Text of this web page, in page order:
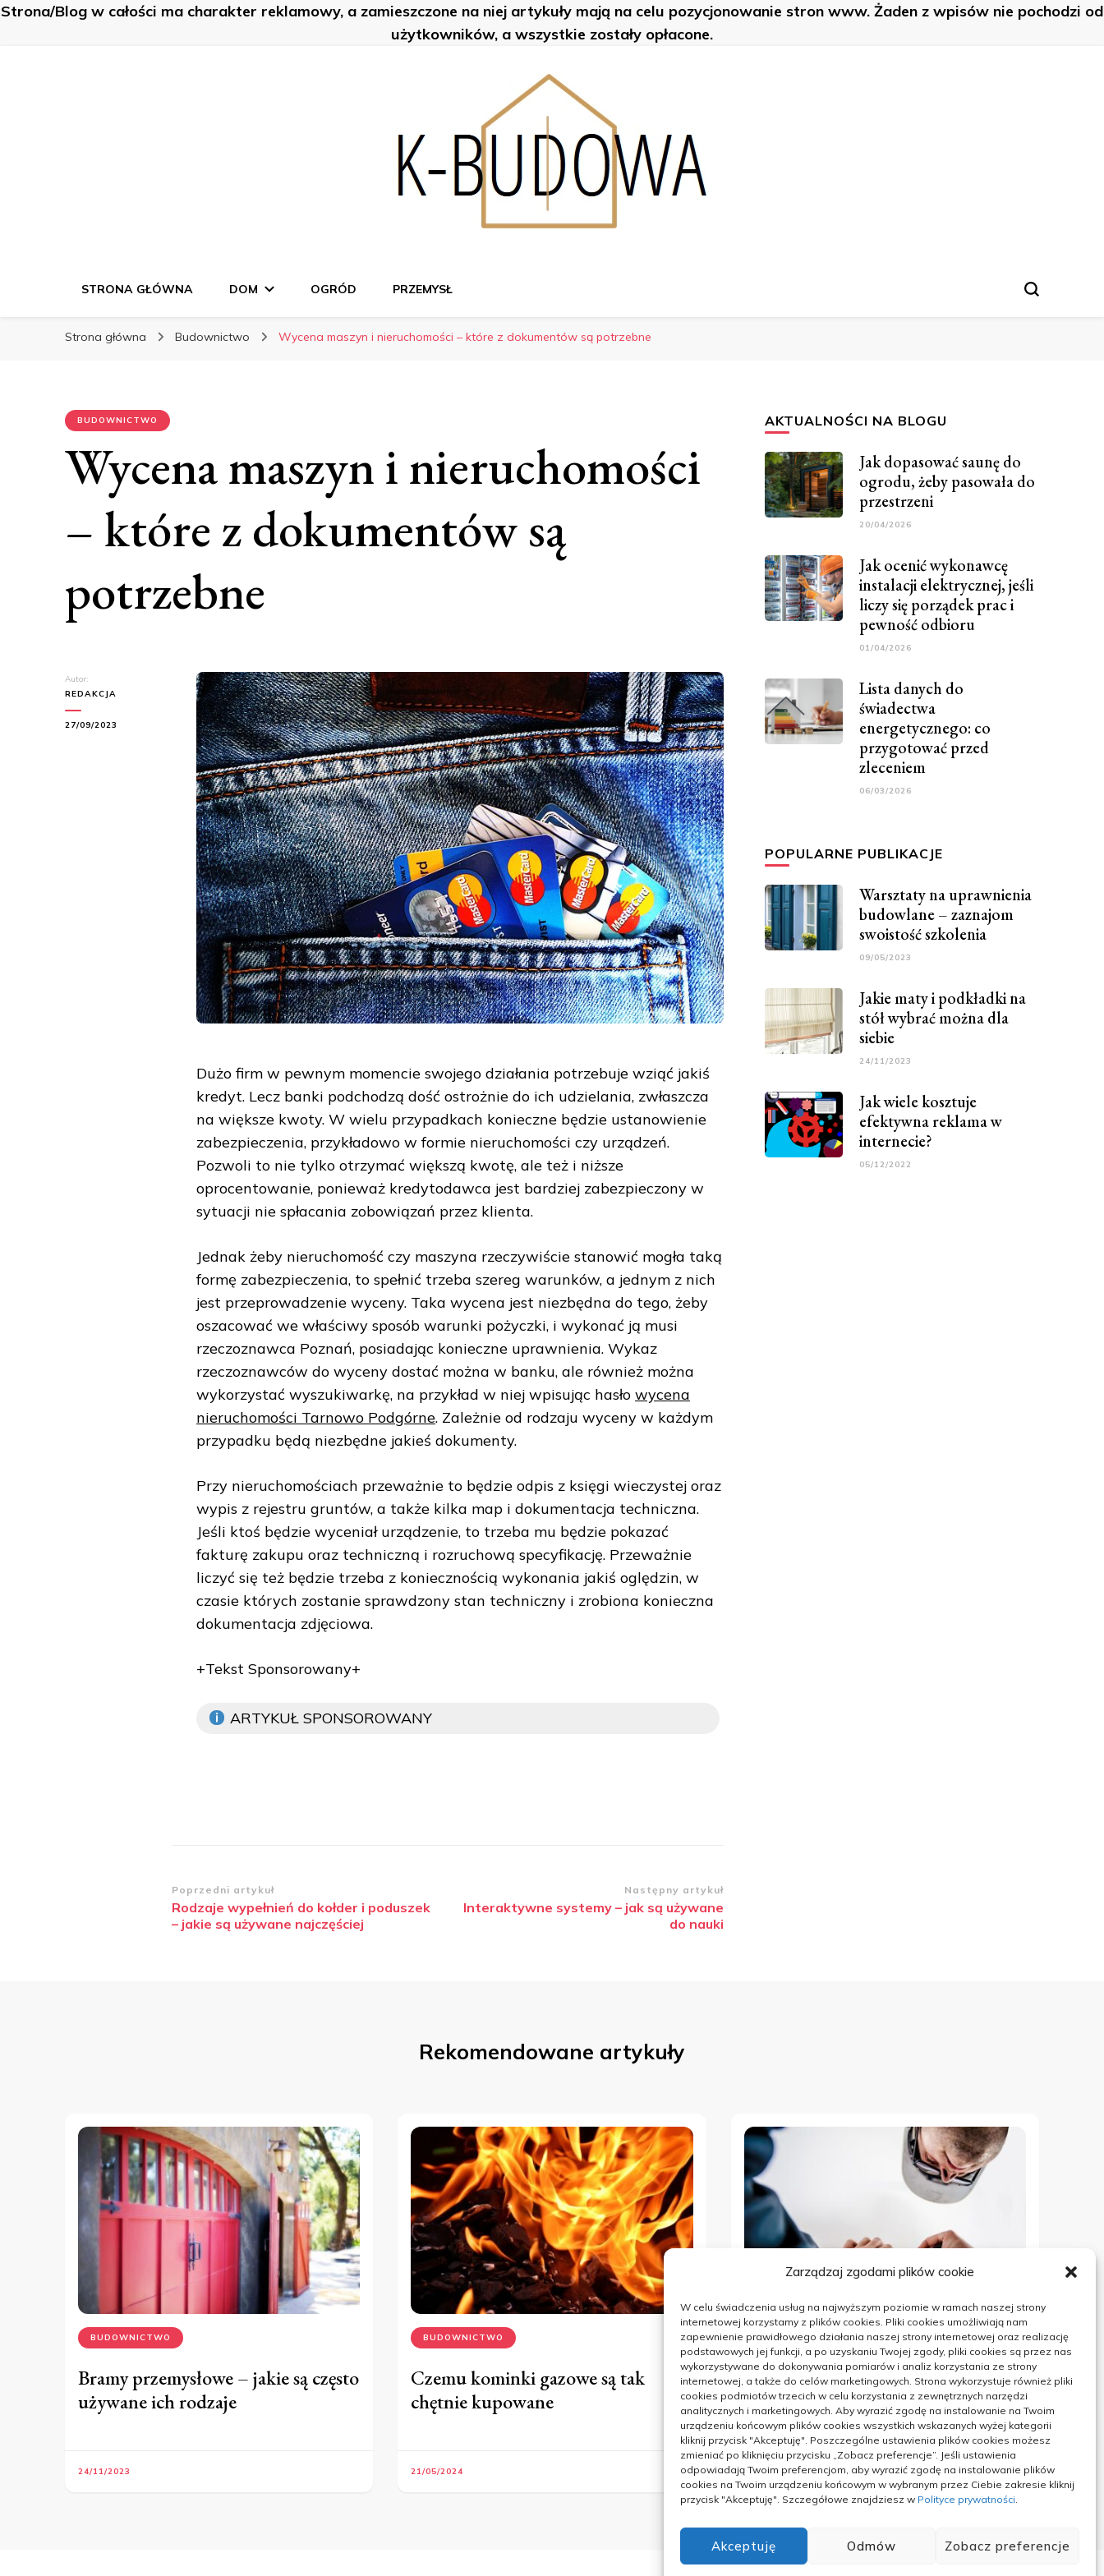
Zarządzaj zgodami plików cookie
W celu świadczenia usług na najwyższym poziomie w ramach naszej strony
internetowej korzystamy z plików cookies. Pliki cookies umożliwiają nam
zapewnienie prawidłowego działania naszej strony internetowej oraz realizację
podstawowych jej funkcji, a po uzyskaniu Twojej zgody, pliki cookies są przez nas
wykorzystywane do dokonywania pomiarów i analiz korzystania ze strony
internetowej, a także do celów marketingowych. Strona wykorzystuje również pliki
cookies podmiotów trzecich w celu korzystania z zewnętrznych narzędzi
analitycznych i marketingowych. Aby wyrazić zgodę na instalowanie na Twoim
urządzeniu końcowym plików cookies wszystkich wskazanych wyżej kategorii
kliknij przycisk "Akceptuję". Poszczególne ustawienia plików cookies możesz
zmieniać po kliknięciu przycisku „Zobacz preferencje”. Jeśli ustawienia
odpowiadają Twoim preferencjom, aby wyrazić zgodę na instalowanie plików
cookies na Twoim urządzeniu końcowym w wybranym przez Ciebie zakresie kliknij
przycisk "Akceptuję". Szczegółowe znajdziesz w Polityce prywatności.
Akceptuję Odmów Zobacz preferencje
Strona/Blog w całości ma charakter reklamowy, a zamieszczone na niej artykuły mają na celu pozycjonowanie stron www. Żaden z wpisów nie pochodzi od
użytkowników, a wszystkie zostały opłacone.
K-Budowa
STRONA GŁÓWNA DOM OGRÓD PRZEMYSŁ
Strona główna Budownictwo Wycena maszyn i nieruchomości – które z dokumentów są potrzebne
BUDOWNICTWO
Wycena maszyn i nieruchomości
– które z dokumentów są
potrzebne
Autor:
REDAKCJA
27/09/2023
Dużo firm w pewnym momencie swojego działania potrzebuje wziąć jakiś
kredyt. Lecz banki podchodzą dość ostrożnie do ich udzielania, zwłaszcza
na większe kwoty. W wielu przypadkach konieczne będzie ustanowienie
zabezpieczenia, przykładowo w formie nieruchomości czy urządzeń.
Pozwoli to nie tylko otrzymać większą kwotę, ale też i niższe
oprocentowanie, ponieważ kredytodawca jest bardziej zabezpieczony w
sytuacji nie spłacania zobowiązań przez klienta.
Jednak żeby nieruchomość czy maszyna rzeczywiście stanowić mogła taką
formę zabezpieczenia, to spełnić trzeba szereg warunków, a jednym z nich
jest przeprowadzenie wyceny. Taka wycena jest niezbędna do tego, żeby
oszacować we właściwy sposób warunki pożyczki, i wykonać ją musi
rzeczoznawca Poznań, posiadając konieczne uprawnienia. Wykaz
rzeczoznawców do wyceny dostać można w banku, ale również można
wykorzystać wyszukiwarkę, na przykład w niej wpisując hasło wycena
nieruchomości Tarnowo Podgórne. Zależnie od rodzaju wyceny w każdym
przypadku będą niezbędne jakieś dokumenty.
Przy nieruchomościach przeważnie to będzie odpis z księgi wieczystej oraz
wypis z rejestru gruntów, a także kilka map i dokumentacja techniczna.
Jeśli ktoś będzie wyceniał urządzenie, to trzeba mu będzie pokazać
fakturę zakupu oraz techniczną i rozruchową specyfikację. Przeważnie
liczyć się też będzie trzeba z koniecznością wykonania jakiś oględzin, w
czasie których zostanie sprawdzony stan techniczny i zrobiona konieczna
dokumentacja zdjęciowa.
+Tekst Sponsorowany+
ARTYKUŁ SPONSOROWANY
Zobacz
wpisy
Poprzedni artykuł
Rodzaje wypełnień do kołder i poduszek
– jakie są używane najczęściej
Następny artykuł
Interaktywne systemy – jak są używane
do nauki
AKTUALNOŚCI NA BLOGU
Jak dopasować saunę do
ogrodu, żeby pasowała do
przestrzeni
20/04/2026
Jak ocenić wykonawcę
instalacji elektrycznej, jeśli
liczy się porządek prac i
pewność odbioru
01/04/2026
Lista danych do
świadectwa
energetycznego: co
przygotować przed
zleceniem
06/03/2026
POPULARNE PUBLIKACJE
Warsztaty na uprawnienia
budowlane – zaznajom
swoistość szkolenia
09/05/2023
Jakie maty i podkładki na
stół wybrać można dla
siebie
24/11/2023
Jak wiele kosztuje
efektywna reklama w
internecie?
05/12/2022
Rekomendowane artykuły
BUDOWNICTWO
Bramy przemysłowe – jakie są często
używane ich rodzaje
24/11/2023
BUDOWNICTWO
Czemu kominki gazowe są tak
chętnie kupowane
21/05/2024
BUDOWNICTWO
Świadectwo energetyczne – kto
może je zrobić
03/11/2023